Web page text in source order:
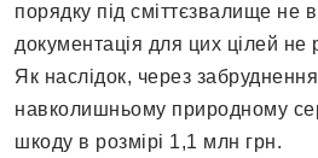
порядку під сміттєзвалище не
документація для цих цілей не
Як наслідок, через
навколишньому природному
шкоду в розмірі 1,1 млн грн.